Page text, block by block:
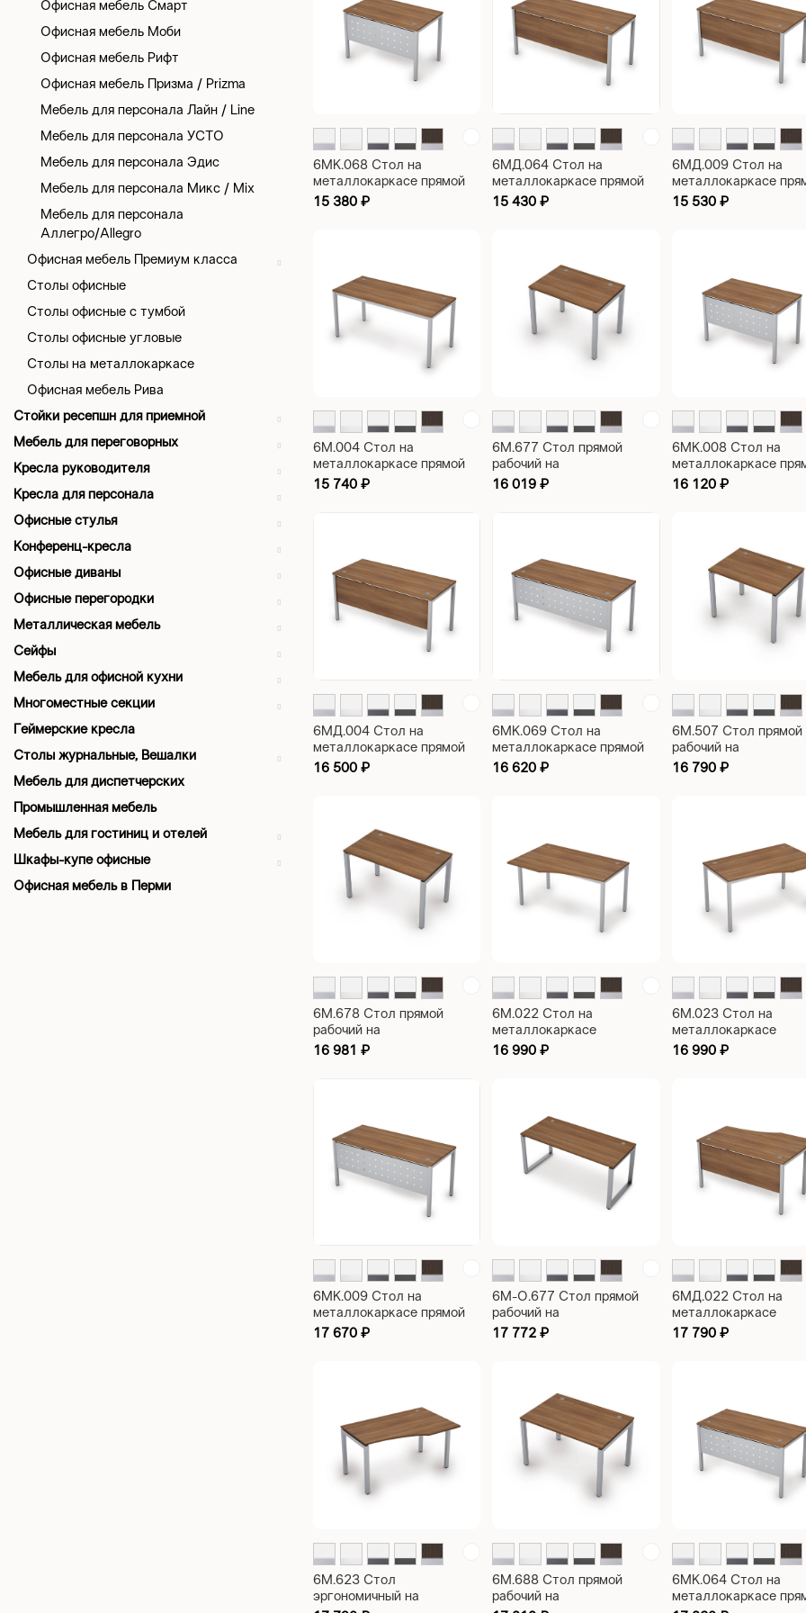
Офисная мебель Смарт
Офисная мебель Моби
Офисная мебель Рифт
Офисная мебель Призма / Prizma
Мебель для персонала Лайн / Line
Мебель для персонала УСТО
Мебель для персонала Эдис
Мебель для персонала Микс / Mix
Мебель для персонала
Аллегро/Allegro
Офисная мебель Премиум класса
Столы офисные
Столы офисные с тумбой
Столы офисные угловые
Столы на металлокаркасе
Офисная мебель Рива
Стойки ресепшн для приемной
Мебель для переговорных
Кресла руководителя
Кресла для персонала
Офисные стулья
Конференц-кресла
Офисные диваны
Офисные перегородки
Металлическая мебель
Сейфы
Мебель для офисной кухни
Многоместные секции
Геймерские кресла
Столы журнальные, Вешалки
Мебель для диспетчерских
Промышленная мебель
Мебель для гостиниц и отелей
Шкафы-купе офисные
Офисная мебель в Перми
6МК.068 Стол на
металлокаркасе прямой
рабочий с экраном из
15 380 ₽
6МД.064 Стол на
металлокаркасе прямой
рабочий с экраном из
15 430₽
6МД.009 Стол на
металлокаркасе
рабочий Avance
15 530 ₽
6М.004 Стол на
металлокаркасе прямой
рабочий Avance
15 740 ₽
6М.677 Стол прямой
рабочий на
металлокаркасе, 60х30
16 019₽
6МК.008 Стол на
металлокаркасе
рабочий Avance
16 120 ₽
6МД.004 Стол на
металлокаркасе прямой
рабочий Avance
16 500 ₽
6МК.069 Стол на
металлокаркасе прямой
рабочий с экраном из
16 620₽
6М.507 Стол прямой
рабочий на
металлокаркасе,
16 790 ₽
6М.678 Стол прямой
рабочий на
металлокаркасе, 60х30
16 981 ₽
6М.022 Стол на
металлокаркасе
эргономичный левый
16 990₽
6М.023 Стол на
металлокаркасе
эргономичный правый
16 990 ₽
6МК.009 Стол на
металлокаркасе прямой
рабочий Avance
17 670 ₽
6М-О.677 Стол прямой
рабочий на
металлокаркасе, 60х30
17 772₽
6МД.022 Стол на
металлокаркасе
эргономичный левый
17 790 ₽
6M.623 Стол
эргономичный на
6М.688 Стол прямой
рабочий на
6МК.064 Стол на
металлокаркасе